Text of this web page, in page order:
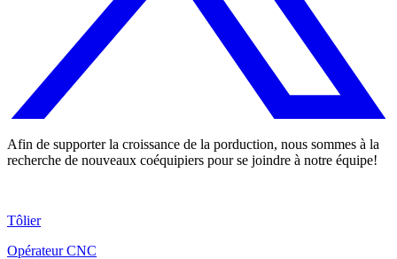
Afin de supporter la croissance de la porduction, nous sommes à la
recherche de nouveaux coéquipiers pour se joindre à notre équipe!
Tôlier
Opérateur CNC